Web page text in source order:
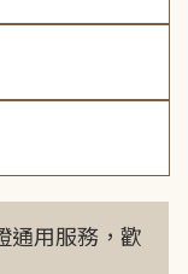
通用服務，歡